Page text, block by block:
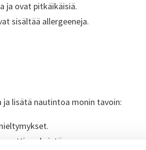
ja ovat pitkäikäisiä.
sisältää allergeeneja.
lisätä nautintoa monin tavoin:
seksistä.